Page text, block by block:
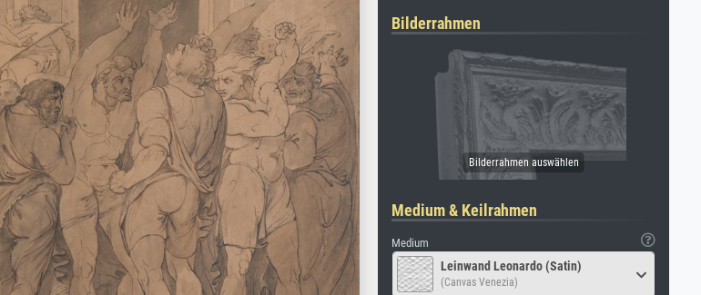
Bilderrahmen
Medium & Keilrahmen
Medium
Leinwand Leonardo (Satin)
(Canvas Venezia)